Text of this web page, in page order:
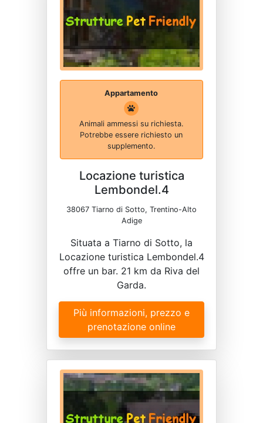
Appartamento
Animali ammessi su richiesta.
Potrebbe essere richiesto un
supplemento.
Locazione turistica
Lembondel.4
38067 Tiarno di Sotto, Trentino-Alto
Adige
Situata a Tiarno di Sotto, la
Locazione turistica Lembondel.4
offre un bar. 21 km da Riva del
Garda.
Più informazioni, prezzo e
prenotazione online